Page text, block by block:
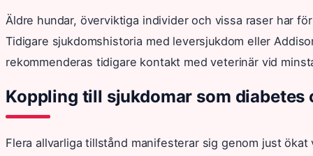
Äldre hundar, överviktiga individer och vissa raser har
Tidigare sjukdomshistoria med leversjukdom eller
rekommenderas tidigare kontakt med veterinär vid
Koppling till sjukdomar som diabetes
Flera allvarliga tillstånd manifesterar sig genom just